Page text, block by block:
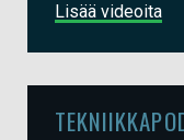
Lisää videoita